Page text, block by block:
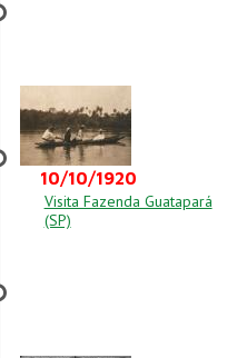
10/10/1920
Visita Fazenda Guatapará
(SP)